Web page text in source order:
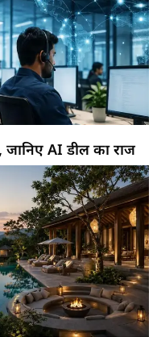
AI डील का राज